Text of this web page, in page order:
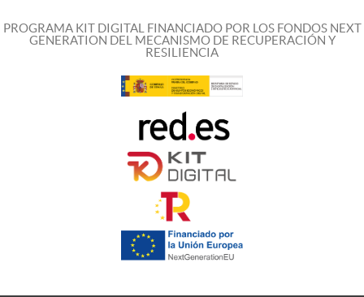
PROGRAMA KIT DIGITAL FINANCIADO POR LOS FONDOS NEXT
GENERATION DEL MECANISMO DE RECUPERACIÓN Y
RESILIENCIA